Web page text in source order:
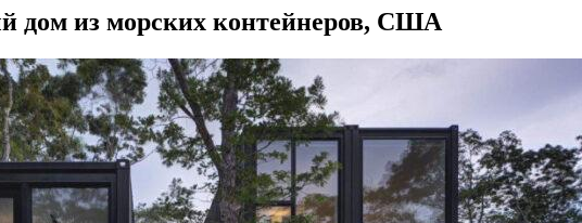
дом из морских контейнеров, США